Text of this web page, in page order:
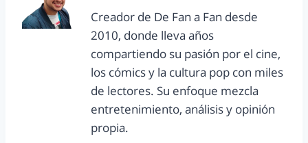
Creador de De Fan a Fan desde
2010, donde lleva años
compartiendo su pasión por el cine,
los cómics y la cultura pop con miles
de lectores. Su enfoque mezcla
entretenimiento, análisis y opinión
propia.